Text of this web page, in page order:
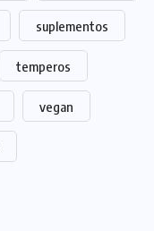
suplementos
temperos
vegan